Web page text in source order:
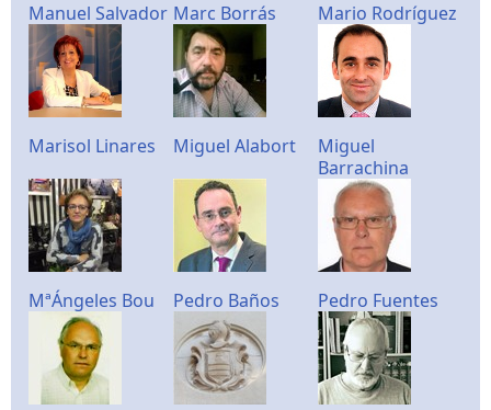
Manuel Salvador Marc Borrás Mario Rodríguez
Marisol Linares Miguel Alabort
Miguel
Barrachina
MªÁngeles Bou Pedro Baños Pedro Fuentes